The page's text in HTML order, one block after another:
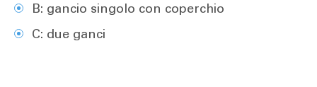
B: gancio singolo con coperchio
C: due ganci